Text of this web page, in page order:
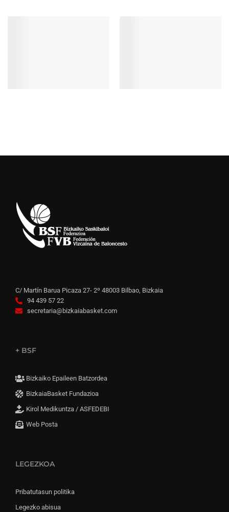
C/ Martín Barua Picaza 27- 2º 48003 Bilbao, Bizkaia
94 439 57 22
secretaria@bizkaiabasket.com
+ BSF
Bizkaiko Epaileen Batzordea
BizkaiaBasket Fundazioa
Kirol Medikuntza / ASFEDEBI
Web Posta
LEGEZKOA
Pribatutasun politika
Legezko abisua